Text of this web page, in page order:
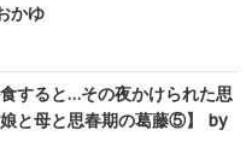
かゆ
すると…その夜かけられた思
と母と思春期の葛藤⑤】 by